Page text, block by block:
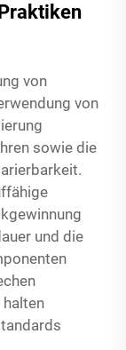
von
von
sowie die
und die